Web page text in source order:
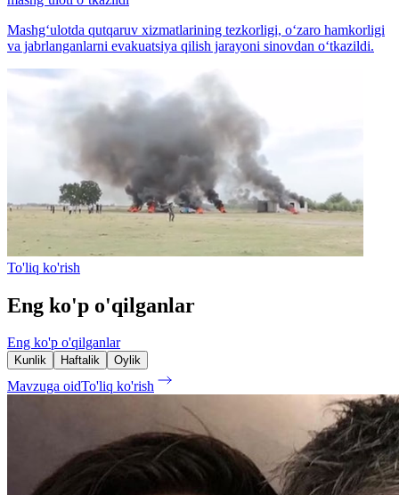
Mashg‘ulotda qutqaruv xizmatlarining tezkorligi, o‘zaro hamkorligi
va jabrlanganlarni evakuatsiya qilish jarayoni sinovdan o‘tkazildi.
To'liq ko'rish
Eng ko'p o'qilganlar
Eng ko'p o'qilganlar
Kunlik Haftalik Oylik
Mavzuga oidTo'liq ko'rish